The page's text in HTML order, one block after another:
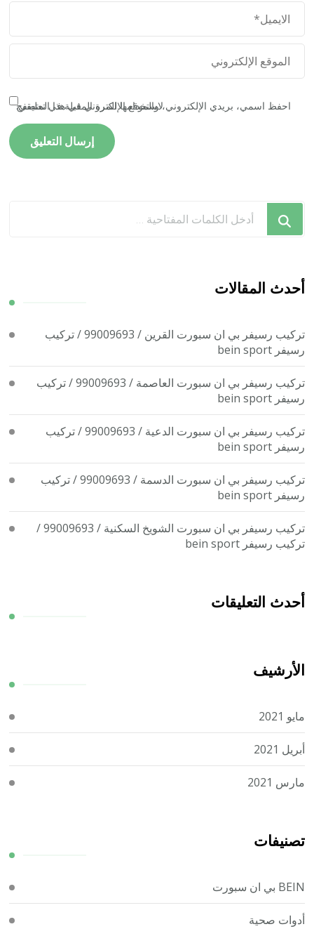
احفظ اسمي، بريدي الإلكتروني، والموقع الإلكتروني في هذا المتصفح لاستخدامها المرة المقبلة في تعليقي.
تبحث
ما؟
أحدث المقالات
تركيب رسيفر بي ان سبورت القرين / 99009693 / تركيب
رسيفر bein sport
تركيب رسيفر بي ان سبورت العاصمة / 99009693 / تركيب
رسيفر bein sport
تركيب رسيفر بي ان سبورت الدعية / 99009693 / تركيب
رسيفر bein sport
تركيب رسيفر بي ان سبورت الدسمة / 99009693 / تركيب
رسيفر bein sport
تركيب رسيفر بي ان سبورت الشويخ السكنية / 99009693 /
تركيب رسيفر bein sport
أحدث التعليقات
الأرشيف
مايو 2021
أبريل 2021
مارس 2021
تصنيفات
BEIN بي ان سبورت
أدوات صحية